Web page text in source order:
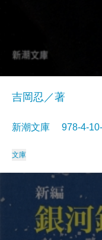
吉岡忍／著
新潮文庫 978-4-
文庫